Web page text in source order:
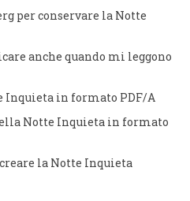
per conservare la Notte
anche quando mi leggono
Inquieta in formato PDF/A
Notte Inquieta in formato
la Notte Inquieta